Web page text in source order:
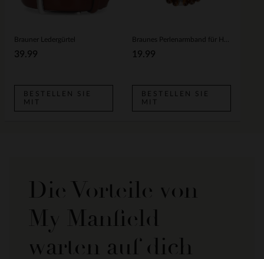
Brauner Ledergürtel
39.99
BESTELLEN SIE
MIT
19.99
BESTELLEN SIE
MIT
Die Vorteile von
My Manfield
warten auf dich